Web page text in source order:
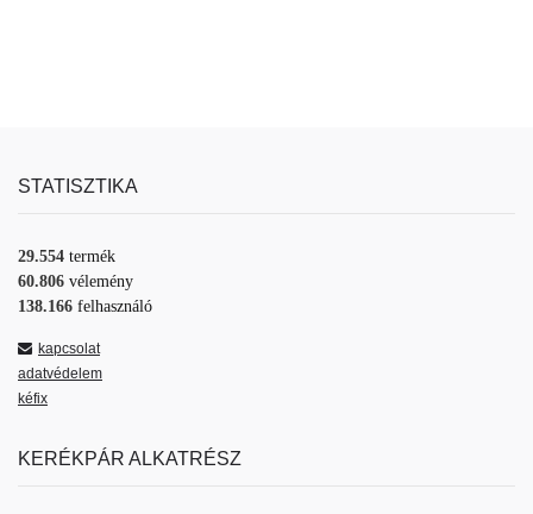
STATISZTIKA
29.554 termék
60.806 vélemény
138.166 felhasználó
kapcsolat
adatvédelem
kéfix
KERÉKPÁR ALKATRÉSZ